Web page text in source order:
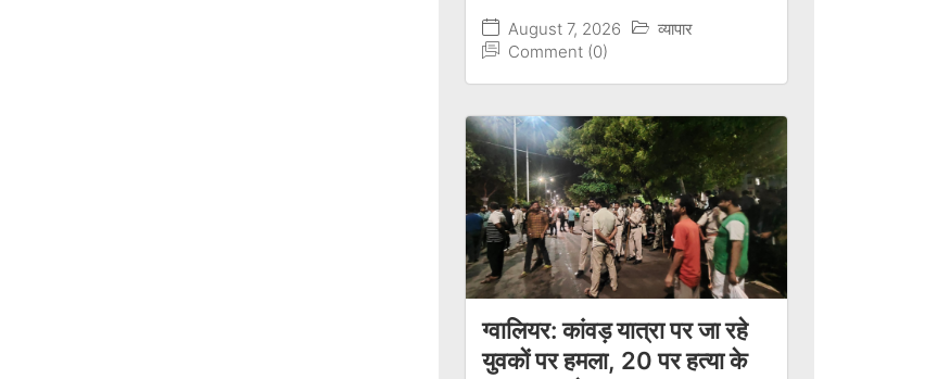
August 7, 2026
व्यापार
Comment (0)
ग्वालियर: कांवड़ यात्रा पर जा रहे
युवकों पर हमला, 20 पर हत्या के